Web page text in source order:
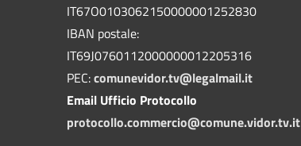
IT67O0103062150000001252830
IBAN postale:
IT69J0760112000000012205316
PEC:comunevidor.tv@legalmail.it
Email Ufficio Protocollo
protocollo.commercio@comune.vidor.tv.it